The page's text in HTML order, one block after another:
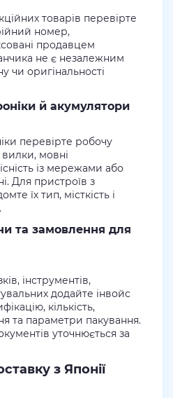
товарів перевірте
номер,
продавцем
не є незалежним
чи оригінальності
й акумулятори
перевірте робочу
вилки, мовні
із мережами або
Для пристроїв з
їх тип, місткість і
та замовлення для
інструментів,
додайте інвойс
кількість,
та параметри пакування.
уточнюється за
з Японії